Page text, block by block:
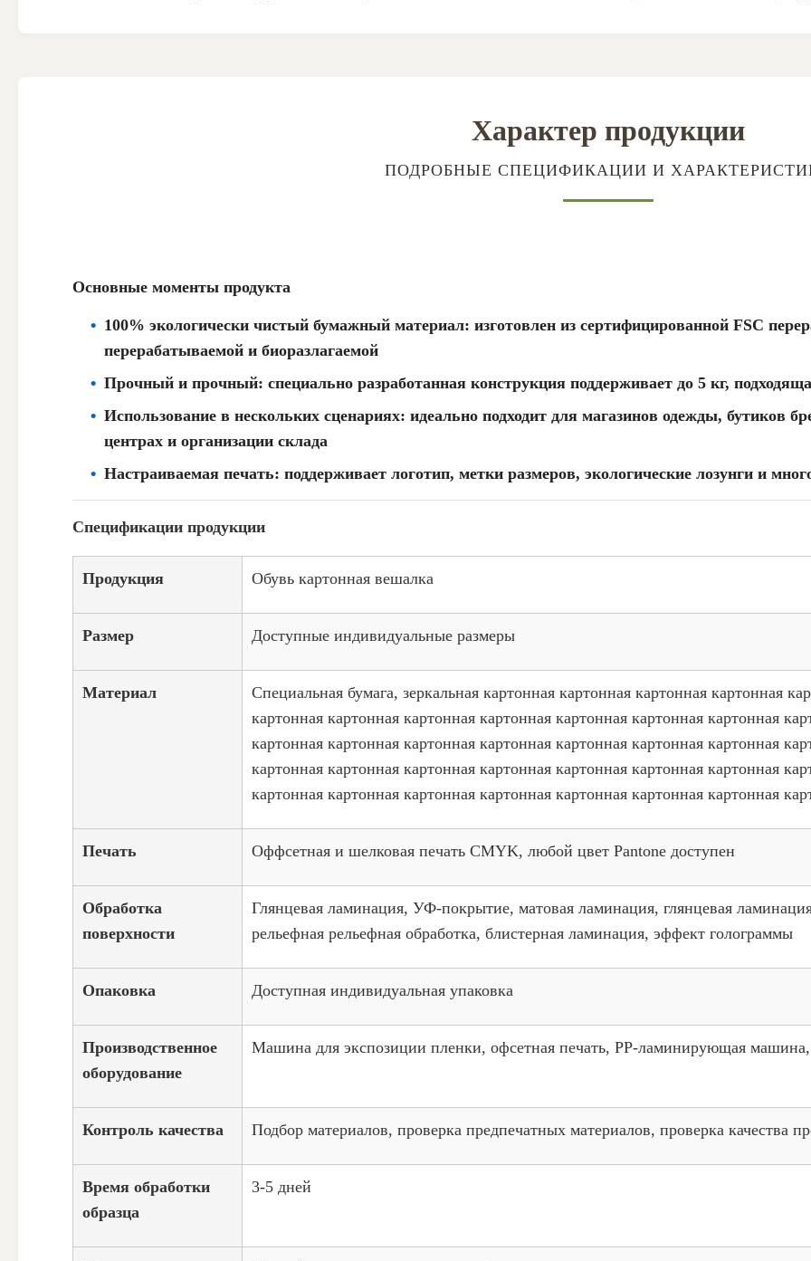
Характер продукции
ПОДРОБНЫЕ СПЕЦИФИКАЦИИ И
Основные моменты продукта
100% экологически чистый бумажный материал: изготовлен из сертифицированной FSC
перерабатываемой и биоразлагаемой
Прочный и прочный: специально разработанная конструкция поддерживает до 5 кг,
Использование в нескольких сценариях: идеально подходит для магазинов одежды, бутиков
центрах и организации склада
Настраиваемая печать: поддерживает логотип, метки размеров, экологические лозунги и
Спецификации продукции
Продукция Обувь картонная вешалка
Размер Доступные индивидуальные размеры
Материал
Специальная бумага, зеркальная картонная картонная картонная картонная
картонная картонная картонная картонная картонная картонная картонная
картонная картонная картонная картонная картонная картонная картонная
картонная картонная картонная картонная картонная картонная картонная
картонная картонная картонная картонная картонная картонная картонная
Печать Оффсетная и шелковая печать CMYK, любой цвет Pantone доступен
Обработка
поверхности
Глянцевая ламинация, УФ-покрытие, матовая ламинация, глянцевая
рельефная рельефная обработка, блистерная ламинация, эффект голограммы
Опаковка Доступная индивидуальная упаковка
Производственное
оборудование
Машина для экспозиции пленки, офсетная печать, PP-ламинирующая
Контроль качества Подбор материалов, проверка предпечатных материалов, проверка качества
Время обработки
образца
3-5 дней